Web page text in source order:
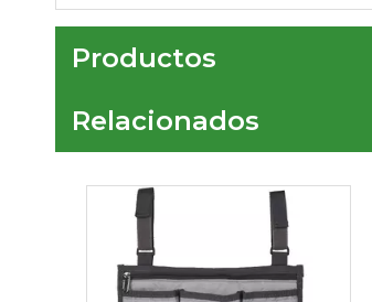
Productos
Relacionados